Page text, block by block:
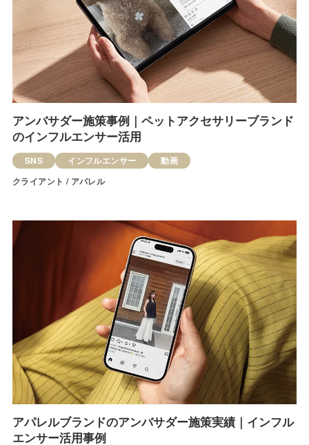
アンバサダー施策事例｜ペットアクセサリーブランド
のインフルエンサー活用
SNS インフルエンサー
動画
クライアント / アパレル
アパレルブランドのアンバサダー施策実績｜インフル
エンサー活用事例